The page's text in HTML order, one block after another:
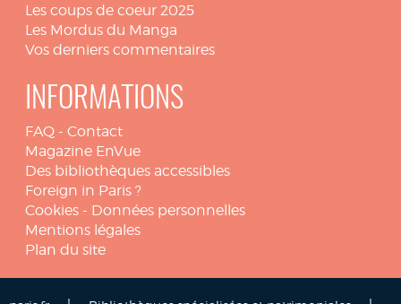
Les coups de coeur 2025
Les Mordus du Manga
Vos derniers commentaires
INFORMATIONS
FAQ - Contact
Magazine EnVue
Des bibliothèques accessibles
Foreign in Paris ?
Cookies - Données personnelles
Mentions légales
Plan du site